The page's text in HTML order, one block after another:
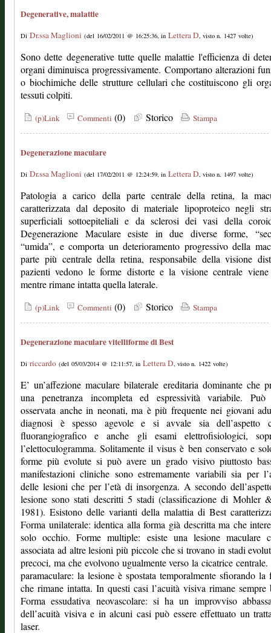
Degenerative, malattie
Di Dr.ssa Maglioni (del 16/02/2011 @ 16:25:36, in Lettera D, visto n. 1427 volte)
Sono dette degenerative tutte quelle malattie l'efficienza di
organi diminuisca progressivamente. Comportano alterazioni
o biochimiche delle strutture cellulari che costituiscono gli
tessuti colpiti.
(p)Link Commenti (0) Storico Stampa
Degenerazione maculare
Di Dr.ssa Maglioni (del 17/02/2011 @ 12:24:59, in Lettera D, visto n. 1497 volte)
Patologia a carico della parte centrale della retina, la
caratterizzata dal deposito di materiale lipoproteico negli
superficiali sottoepiteliali e da sclerosi dei vasi della
Degenerazione Maculare esiste in due diverse forme,
“umida”, e comporta un deterioramento progressivo della
parte più centrale della retina, responsabile della visione
pazienti vedono le forme distorte e la visione centrale viene
mentre rimane intatta quella laterale.
(p)Link Commenti (0) Storico Stampa
Degenerazione maculare vitelliforme di Best
Di riccardo (del 05/03/2014 @ 12:11:57, in Lettera D, visto n. 1422 volte)
E’ un’affezione maculare bilaterale ereditaria dominante che
una penetranza incompleta ed espressività variabile. Può
osservata anche in neonati, ma è più frequente nei giovani
diagnosi è spesso agevole e si avvale sia dell’aspetto
fluorangiografico e anche gli esami elettrofisiologici,
l’elettoculogramma. Solitamente il visus è ben conservato e
forme più evolute si può avere un grado visivo piuttosto
manifestazioni cliniche sono estremamente variabili sia per
delle lesioni che per l’età di insorgenza. A secondo
lesione sono stati descritti 5 stadi (classificazione di Mohler
1981). Esistono delle varianti della malattia di Best
Forma unilaterale: identica alla forma già descritta ma che
solo occhio. Forme multiple: esiste una lesione maculare
associata ad altre lesioni più piccole che si trovano in stadi
precoci, ma che evolvono ugualmente verso la cicatrice
paramaculare: la lesione è spostata temporalmente sfiorando la
che rimane intatta. In questi casi l’acuità visiva rimane sempre
Forma essudativa neovascolare: si ha un improvviso
dell’acuità visiva e in alcuni casi può essere effettuato un
laser.